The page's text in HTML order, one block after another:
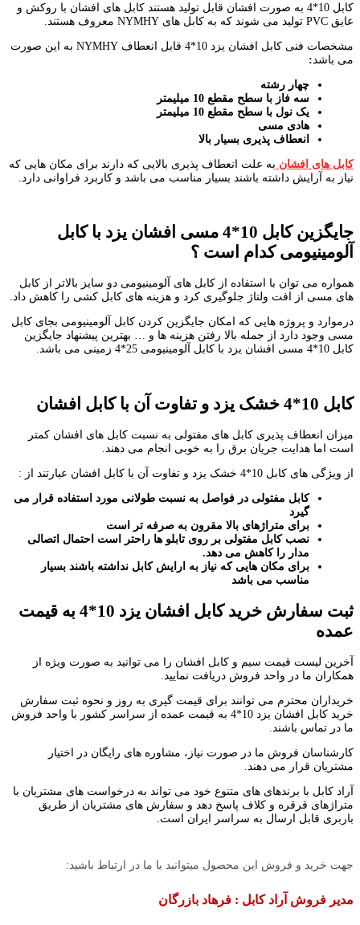
کابل 10*4 به صورت افشان قابل تولید هستند کابل های افشان با روکش و
عایق PVC تولید می شوند که به کابل های NYMHY معروف هستند.
مشخصات فنی کابل افشان یزد 10*4 قابل انعطاف NYMHY به این صورت
می باشد :
چهار رشته
سه فاز با سطح مقطع 10 میلیمتر
یک نول با سطح مقطع 10 میلیمتر
هادی مسی
انعطاف پذیری بسیار بالا
کابل های افشان به علت انعطاف پذیری بالایی که دارند برای مکان هایی که
نیاز به آرایش داشته باشند بسیار مناسب می باشد و کاربرد فراوانی دارد.
جایگزین کابل 10*4 مسی افشان یزد با کابل
آلومینیومی کدام است ؟
همواره می توان با استفاده از کابل های آلومینیومی دو سایز بالاتر از کابل
های مسی از افت ولتاژ جلوگیری کرد و هزینه های کابل کشی را کاهش داد.
درموارد و پروژه هایی که امکان جایگزین کردن کابل آلومینیومی بجای کابل
مسی وجود دارد از جمله بالا رفتن هزینه ها و … بهترین پیشنهاد جایگزین
کابل 10*4 مسی افشان یزد با کابل آلومینیومی 25*4 زمینی می باشد.
کابل 10*4 خشک یزد و تفاوت آن با کابل افشان
میزان انعطاف پذیری کابل های مفتولی به نسبت کابل های افشان کمتر
است اما هدایت جریان برق را به خوبی انجام می دهند.
از ویژگی های کابل 10*4 خشک یزد و تفاوت آن با کابل افشان عبارتند از :
کابل مفتولی در فواصل به نسبت طولانی مورد استفاده قرار می
گیرد
برای متراژهای بالا مقرون به صرفه تر است
نصب کابل مفتولی بر روی تابلو ها راحتر است احتمال اتصالی
مدار را کاهش می دهد.
برای مکان هایی که نیاز به ارایش کابل نداشته باشند بسیار
مناسب می باشد
ثبت سفارش خرید کابل افشان یزد 10*4 به قیمت
عمده
آخرین لیست قیمت سیم و کابل افشان را می توانید به صورت ویژه از
همکاران ما در واحد فروش دریافت نمایید.
خریداران محترم می توانند برای قیمت گیری به روز و نحوه ثبت سفارش
خرید کابل افشان یزد 10*4 به قیمت عمده از سراسر کشور با واحد فروش
ما در تماس باشند.
کارشناسان فروش ما در صورت نیاز، مشاوره های رایگان در اختیار
مشتریان قرار می دهند.
آراد کابل با برندهای های متنوع خود می تواند به درخواست های مشتریان با
متراژهای قرقره و کلاف پاسخ دهد و سفارش های مشتریان از طریق
باربری قابل ارسال به سراسر ایران است.
جهت خرید و فروش این محصول میتوانید با ما در ارتباط باشید:
مدیر فروش آراد کابل : فرهاد بازرگان